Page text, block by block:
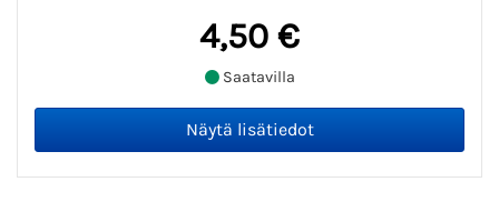
4,50 €
Saatavilla